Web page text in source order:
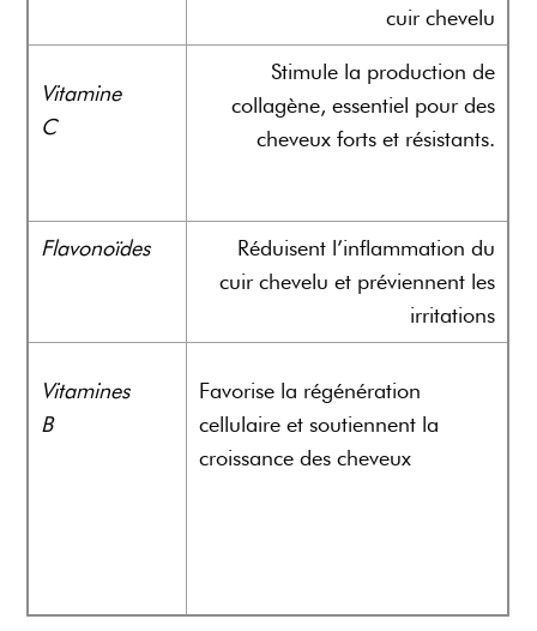
cuir chevelu
Vitamine
C
Stimule la production de
collagène, essentiel pour des
cheveux forts et résistants.
Flavonoïdes
Réduisent l’inflammation du
cuir chevelu et préviennent les
irritations
Vitamines
B
Favorise la régénération
cellulaire et soutiennent la
croissance des cheveux